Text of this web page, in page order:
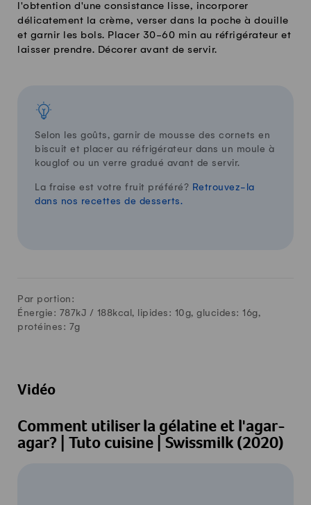
l'obtention d'une consistance lisse, incorporer
délicatement la crème, verser dans la poche à douille
et garnir les bols. Placer 30-60 min au réfrigérateur et
laisser prendre. Décorer avant de servir.
Selon les goûts, garnir de mousse des cornets en
biscuit et placer au réfrigérateur dans un moule à
kouglof ou un verre gradué avant de servir.
La fraise est votre fruit préféré? Retrouvez-la
dans nos recettes de desserts.
Par portion:
Énergie: 787kJ / 188kcal, lipides: 10g, glucides: 16g,
protéines: 7g
Vidéo
Comment utiliser la gélatine et l'agar-
agar? | Tuto cuisine | Swissmilk (2020)